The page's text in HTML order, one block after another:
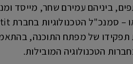
של מפתח התוכנה,
הטכנולוגיה המובילות.